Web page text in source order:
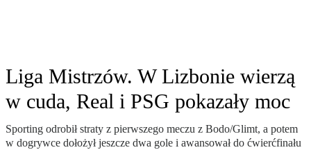
Liga Mistrzów. W Lizbonie wierzą
w cuda, Real i PSG pokazały moc
Sporting odrobił straty z pierwszego meczu z Bodo/Glimt, a potem
w dogrywce dołożył jeszcze dwa gole i awansował do ćwierćfinału